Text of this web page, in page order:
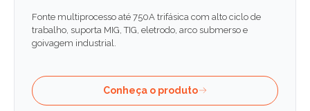
Fonte multiprocesso até 750A trifásica com alto ciclo de
trabalho, suporta MIG, TIG, eletrodo, arco submerso e
goivagem industrial.
Conheça o produto